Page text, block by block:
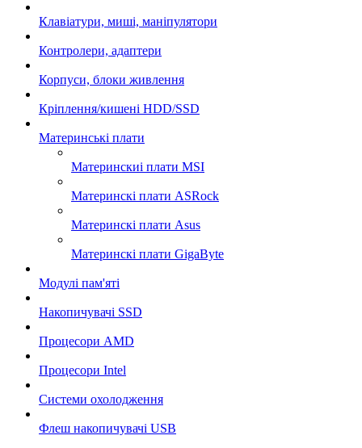
Клавіатури, миші, маніпулятори
Контролери, адаптери
Корпуси, блоки живлення
Кріплення/кишені HDD/SSD
Материнські плати
Материнскиі плати MSI
Материнскі плати ASRock
Материнскі плати Asus
Материнскі плати GigaByte
Модулі пам'яті
Накопичувачі SSD
Процесори AMD
Процесори Intel
Системи охолодження
Флеш накопичувачі USB